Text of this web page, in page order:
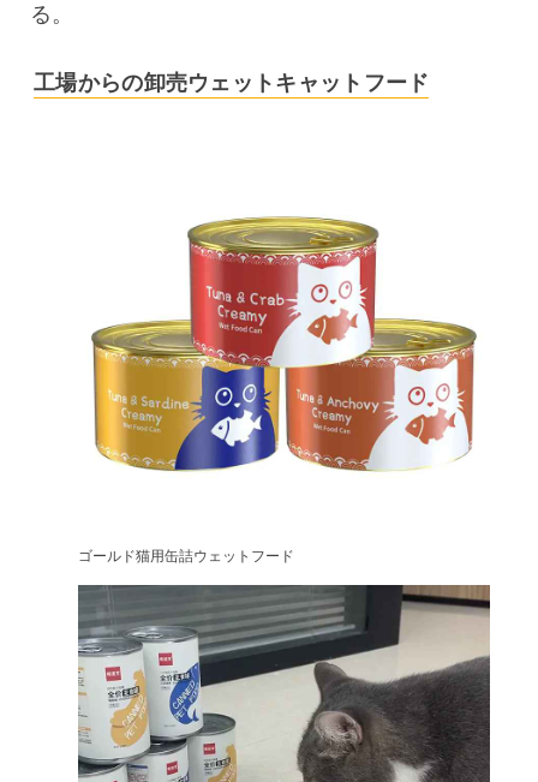
る。
工場からの卸売ウェットキャットフード
ゴールド猫用缶詰ウェットフード